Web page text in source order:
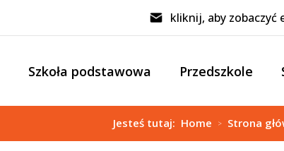
kliknij, aby zobaczyć
Szkoła podstawowa Przedszkole
Jesteś tutaj: Home > Strona